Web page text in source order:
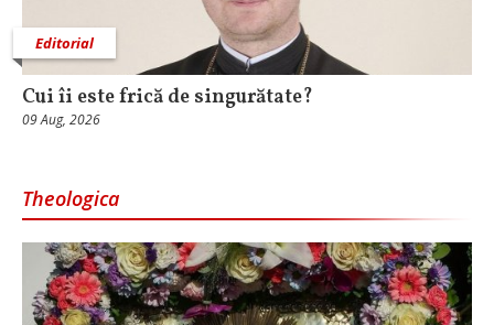
Editorial
Cui îi este frică de singurătate?
09 Aug, 2026
Theologica